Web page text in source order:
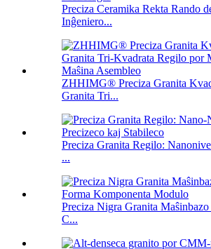
Preciza Ceramika Rekta Rando
Inĝeniero...
ZHHIMG® Preciza Granita
Granita Tri...
Preciza Granita Regilo:
...
Preciza Nigra Granita
C...